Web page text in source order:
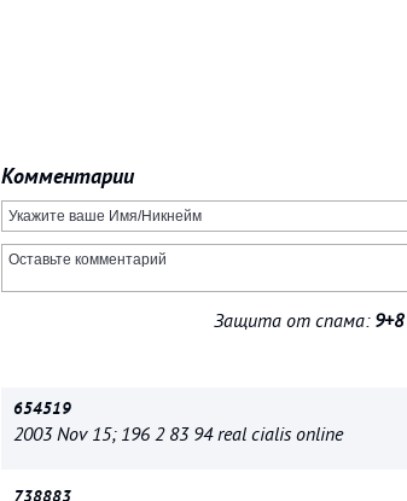
Комментарии
Защита от спама: 9+8
654519
2003 Nov 15; 196 2 83 94 real cialis online
738883